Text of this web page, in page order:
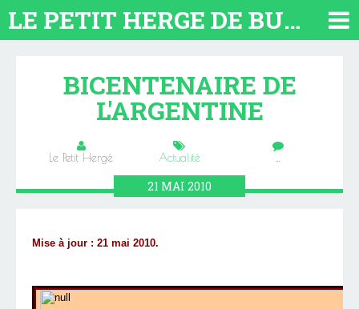
LE PETIT HERGE DE BUENOS AIRES 2026. TOUT SUR L'ARGENTINE
BICENTENAIRE DE
L'ARGENTINE
Le Petit Hergé Actualité …
21 MAI 2010
Mise à jour : 21 mai 2010.